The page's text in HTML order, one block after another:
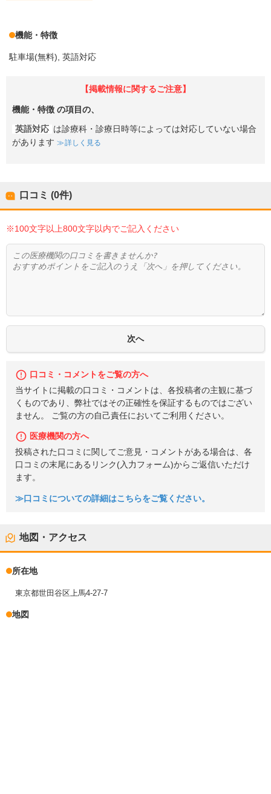
機能・特徴
駐車場(無料) 英語対応
【掲載情報に関するご注意】
機能・特徴 の項目の、
英語対応 は診療科・診療日時等によっては対応していない場合
があります
詳しく見る
口コミ (0件)
※100文字以上800文字以内でご記入ください
口コミ・コメントをご覧の方へ
当サイトに掲載の口コミ・コメントは、各投稿者の主観に基づ
くものであり、弊社ではその正確性を保証するものではござい
ません。 ご覧の方の自己責任においてご利用ください。
医療機関の方へ
投稿された口コミに関してご意見・コメントがある場合は、各
口コミの末尾にあるリンク(入力フォーム)からご返信いただけ
ます。
≫口コミについての詳細はこちらをご覧ください。
地図・アクセス
所在地
東京都世田谷区上馬4-27-7
地図